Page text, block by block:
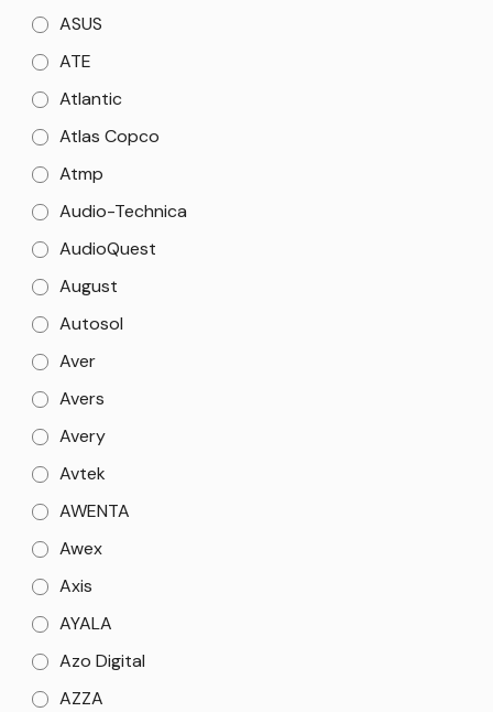
ASUS
ATE
Atlantic
Atlas Copco
Atmp
Audio-Technica
AudioQuest
August
Autosol
Aver
Avers
Avery
Avtek
AWENTA
Awex
Axis
AYALA
Azo Digital
AZZA